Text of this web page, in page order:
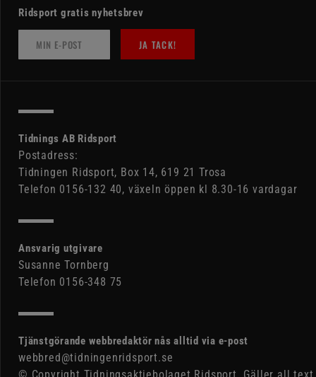
Ridsport gratis nyhetsbrev
JA TACK!
Tidnings AB Ridsport
Postadress:
Tidningen Ridsport, Box 14, 619 21 Trosa
Telefon 0156-132 40, växeln öppen kl 8.30-16 vardagar
Ansvarig utgivare
Susanne Tornberg
Telefon 0156-348 75
Tjänstgörande webbredaktör nås alltid via e-post
webbred@tidningenridsport.se
© Copyright Tidningsaktiebolaget Ridsport. Gäller all text